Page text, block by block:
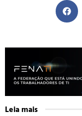
Leia mais